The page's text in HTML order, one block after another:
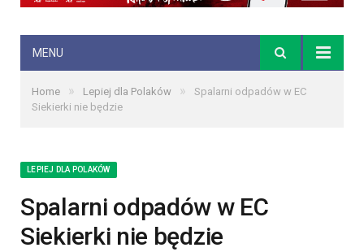
MENU
Home » Lepiej dla Polaków »
Spalarni odpadów w EC
Siekierki nie będzie
LEPIEJ DLA POLAKÓW
Spalarni odpadów w EC
Siekierki nie będzie